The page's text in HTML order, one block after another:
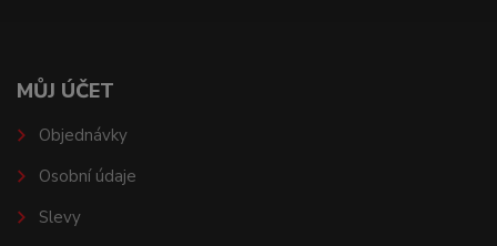
MŮJ ÚČET
Objednávky
Osobní údaje
Slevy